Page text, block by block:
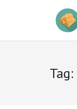
Tag: